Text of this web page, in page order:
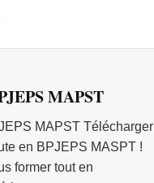
MAPST
MAPST Télécharger
en BPJEPS MASPT !
former tout en